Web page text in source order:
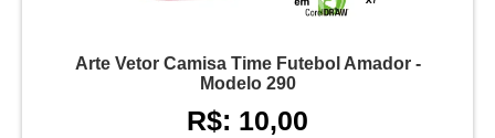
Arte Vetor Camisa Time Futebol Amador -
Modelo 290
R$: 10,00